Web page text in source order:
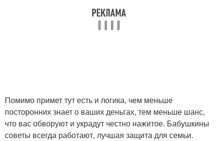
Помимо примет тут есть и логика, чем меньше
посторонних знает о ваших деньгах, тем меньше шанс,
что вас обворуют и украдут честно нажитое. Бабушкины
советы всегда работают, лучшая защита для семьи.